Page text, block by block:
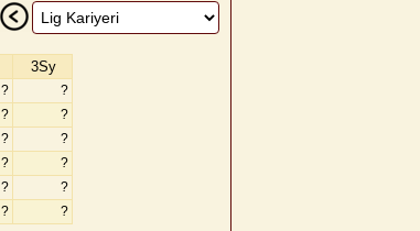
3Sy
?
?
?
?
?
?
?
?
?
?
? ?